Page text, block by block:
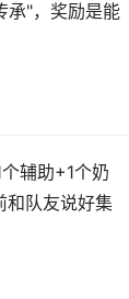
承"，奖励是能
辅助+1个奶
和队友说好集